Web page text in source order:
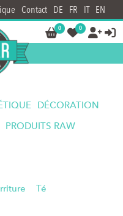
Contact DE FR IT EN
0 0  
DÉCORATION
PRODUITS RAW
Té